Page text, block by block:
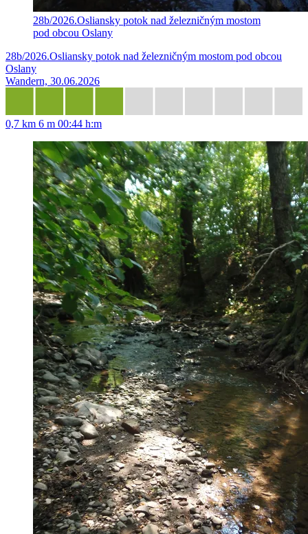
28b/2026.Osliansky potok nad železničným mostom
pod obcou Oslany
28b/2026.Osliansky potok nad železničným mostom pod obcou
Oslany
Wandern, 30.06.2026
0,7 km 6 m 00:44 h:m